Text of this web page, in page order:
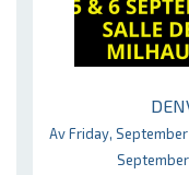
Av Friday,